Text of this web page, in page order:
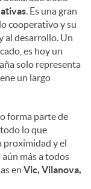
. Es una gran
cooperativo y su
al desarrollo. Un
es hoy un
solo representa
un largo
forma parte de
lo que
proximidad y el
más a todos
en Vic, Vilanova,